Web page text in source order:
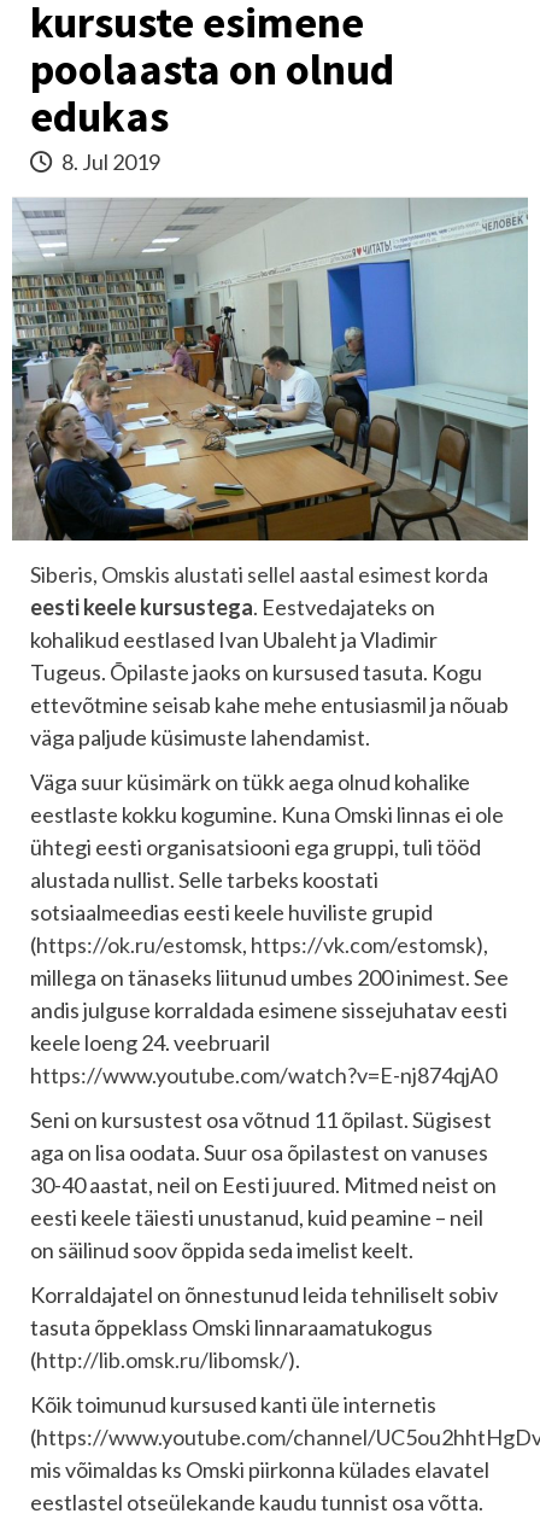
kursuste esimene
poolaasta on olnud
edukas
8. Jul 2019
Siberis, Omskis alustati sellel aastal esimest korda
eesti keele kursustega. Eestvedajateks on
kohalikud eestlased Ivan Ubaleht ja Vladimir
Tugeus. Õpilaste jaoks on kursused tasuta. Kogu
ettevõtmine seisab kahe mehe entusiasmil ja nõuab
väga paljude küsimuste lahendamist.
Väga suur küsimärk on tükk aega olnud kohalike
eestlaste kokku kogumine. Kuna Omski linnas ei ole
ühtegi eesti organisatsiooni ega gruppi, tuli tööd
alustada nullist. Selle tarbeks koostati
sotsiaalmeedias eesti keele huviliste grupid
(https://ok.ru/estomsk, https://vk.com/estomsk),
millega on tänaseks liitunud umbes 200 inimest. See
andis julguse korraldada esimene sissejuhatav eesti
keele loeng 24. veebruaril
https://www.youtube.com/watch?v=E-nj874qjA0
Seni on kursustest osa võtnud 11 õpilast. Sügisest
aga on lisa oodata. Suur osa õpilastest on vanuses
30-40 aastat, neil on Eesti juured. Mitmed neist on
eesti keele täiesti unustanud, kuid peamine – neil
on säilinud soov õppida seda imelist keelt.
Korraldajatel on õnnestunud leida tehniliselt sobiv
tasuta õppeklass Omski linnaraamatukogus
(http://lib.omsk.ru/libomsk/).
Kõik toimunud kursused kanti üle internetis
(https://www.youtube.com/channel/
mis võimaldas ks Omski piirkonna külades elavatel
eestlastel otseülekande kaudu tunnist osa võtta.